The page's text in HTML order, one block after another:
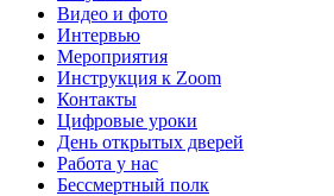
Видео и фото
Интервью
Мероприятия
Инструкция к Zoom
Контакты
Цифровые уроки
День открытых дверей
Работа у нас
Бессмертный полк